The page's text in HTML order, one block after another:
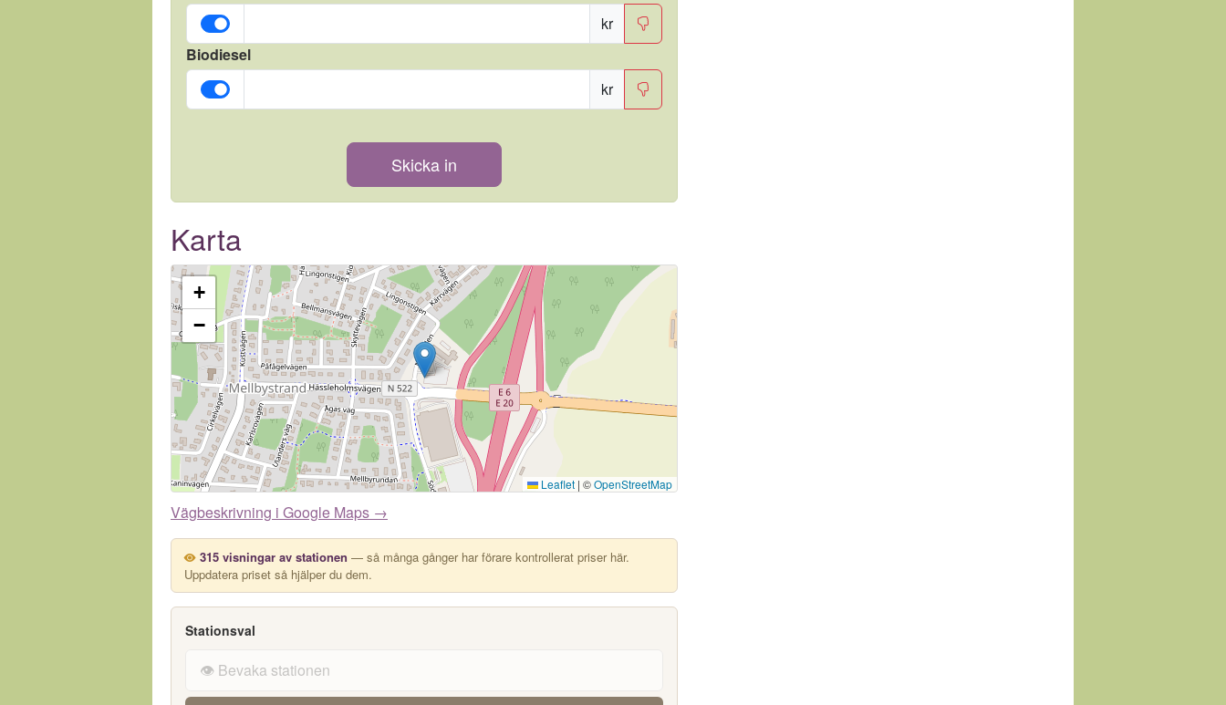
kr
Biodiesel
kr
Skicka in
Karta
+
−
Leaflet | ©OpenStreetMap
Vägbeskrivning i Google Maps →
315 visningar av stationen — så många gånger har förare kontrollerat priser här.
Uppdatera priset så hjälper du dem.
Stationsval
👁️ Bevaka stationen